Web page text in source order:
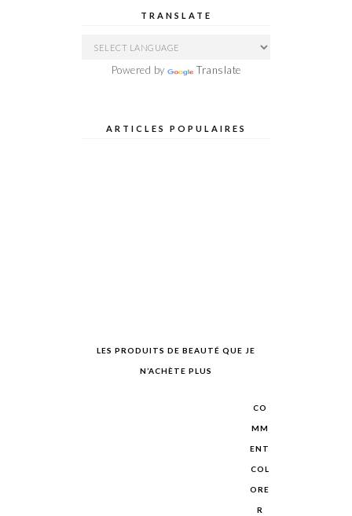
TRANSLATE
Powered by Translate
ARTICLES POPULAIRES
LES PRODUITS DE BEAUTÉ QUE JE
N’ACHÈTE PLUS
CO
MM
ENT
COL
ORE
R